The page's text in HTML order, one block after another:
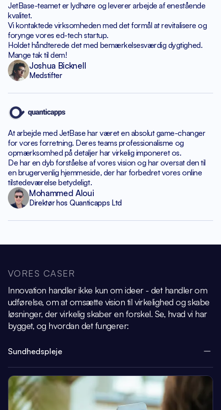
JetBase-teamet er lydhøre og leverer arbejde af enestående
kvalitet.
Vi kontaktede virksomheden med det formål at revitalisere og
forynge vores ed-tech startup.
Holdet håndterede det med bemærkelsesværdig dygtighed.
Mange tak til dem!
Joshua Bicknell
Medstifter
At arbejde med JetBase har været en absolut game-changer
for vores forretning. Deres teams professionalisme og
opmærksomhed på detaljer har virkelig imponeret os.
De har en dyb forståelse af vores vision og har oversat den til
en brugervenlig hjemmeside, der har forbedretvores online
tilstedeværelse betydeligt.
Mohammed Aloui
Direktør hos Quanticapps Ltd
VORES CASER
Innovation handler ikke kun om ideer - det handler om
udførelse, om at omsætte vision til virkelighed og skabe
løsninger, der virkelig skaber en forskel. Se, hvad vi har
bygget, og hvordan det fungerer:
Sundhedspleje